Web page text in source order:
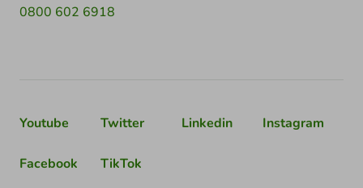
0800 602 6918
Youtube Twitter Linkedin Instagram
Facebook TikTok